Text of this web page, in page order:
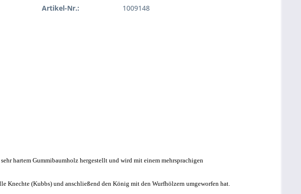
Artikel-Nr.: 1009148
hartem Gummibaumholz hergestellt und wird mit einem mehrsprachigen
Knechte (Kubbs) und anschließend den König mit den Wurfhölzern umgeworfen hat.